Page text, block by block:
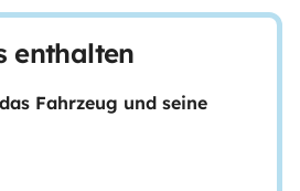
enthalten
Fahrzeug und seine